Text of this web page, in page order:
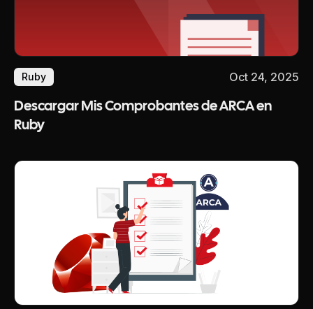
Ruby Oct 24, 2025
Descargar Mis Comprobantes de ARCA en
Ruby